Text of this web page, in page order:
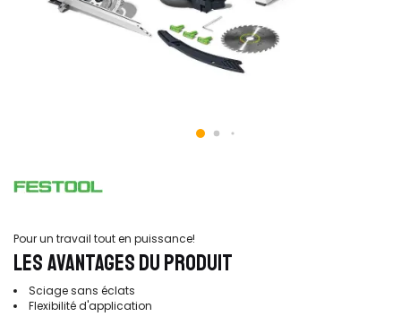
Pour un travail tout en puissance!
LES AVANTAGES DU PRODUIT
Sciage sans éclats
Flexibilité d'application